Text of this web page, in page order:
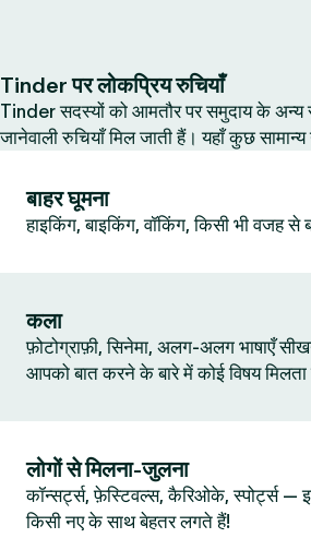
Tinder पर लोकप्रिय रुचियाँ
Tinder सदस्यों को आमतौर पर समुदाय के अन्य
जानेवाली रुचियाँ मिल जाती हैं। यहाँ कुछ सामान्य
बाहर घूमना
हाइकिंग, बाइकिंग, वॉकिंग, किसी भी वजह से
कला
फ़ोटोग्राफ़ी, सिनेमा, अलग-अलग भाषाएँ
आपको बात करने के बारे में कोई विषय मिलता
लोगों से मिलना-जुलना
कॉन्सर्ट्स, फ़ेस्टिवल्स, कैरिओके, स्पोर्ट्स —
किसी नए के साथ बेहतर लगते हैं!